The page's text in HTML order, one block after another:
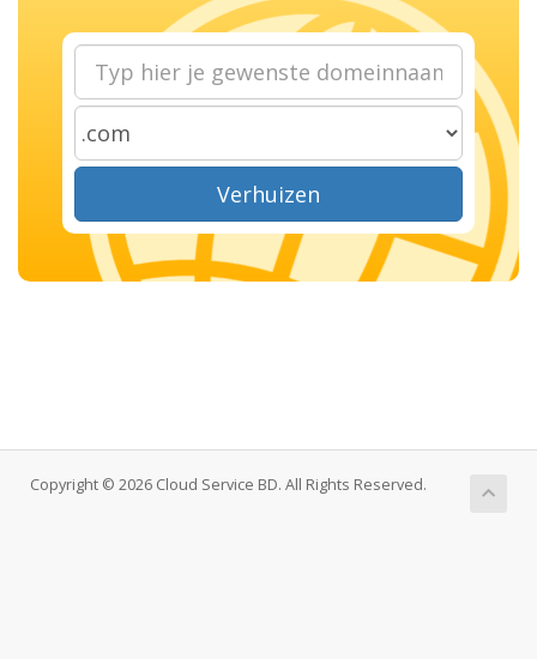
Verhuizen
Copyright © 2026 Cloud Service BD. All Rights Reserved.